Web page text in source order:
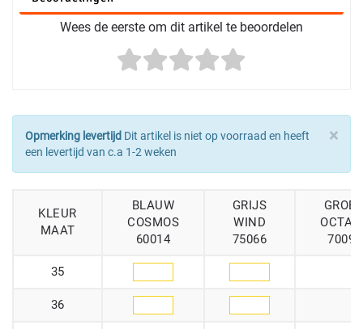
Wees de eerste om dit artikel te beoordelen
×
Opmerking levertijd Dit artikel is niet op voorraad en heeft
een levertijd van c.a 1-2 weken
KLEUR
MAAT
BLAUW
COSMOS
60014
GRIJS
WIND
75066
70093
35
36